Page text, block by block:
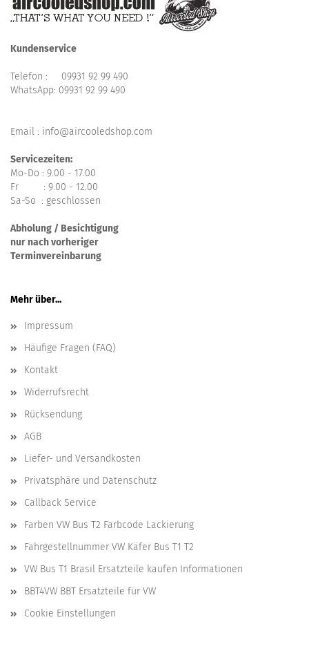
Kundenservice
Telefon : 09931 92 99 490
WhatsApp: 09931 92 99 490
Email : info@aircooledshop.com
Servicezeiten:
Mo-Do : 9.00 - 17.00
Fr : 9.00 - 12.00
Sa-So : geschlossen
Abholung / Besichtigung
nur nach vorheriger
Terminvereinbarung
Mehr über...
Impressum
Häufige Fragen (FAQ)
Kontakt
Widerrufsrecht
Rücksendung
AGB
Liefer- und Versandkosten
Privatsphäre und Datenschutz
Callback Service
Farben VW Bus T2 Farbcode Lackierung
Fahrgestellnummer VW Käfer Bus T1 T2
VW Bus T1 Brasil Ersatzteile kaufen Informationen
BBT4VW BBT Ersatzteile für VW
Cookie Einstellungen